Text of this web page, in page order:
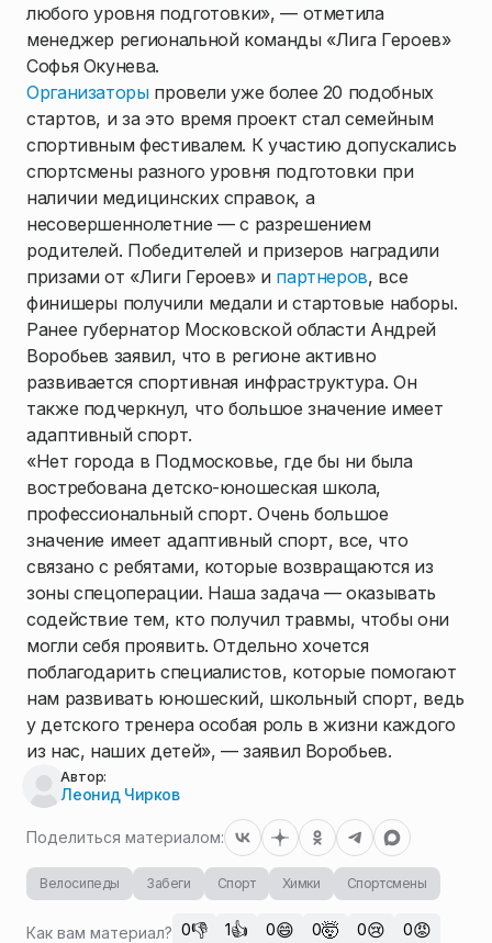
любого уровня подготовки», — отметила
менеджер региональной команды «Лига Героев»
Софья Окунева.
Организаторыпровели уже более 20 подобных
стартов, и за это время проект стал семейным
спортивным фестивалем. К участию допускались
спортсмены разного уровня подготовки при
наличии медицинских справок, а
несовершеннолетние — с разрешением
родителей. Победителей и призеров наградили
призами от «Лиги Героев» и партнеров, все
финишеры получили медали и стартовые наборы.
Ранее губернатор Московской области Андрей
Воробьев заявил, что в регионе активно
развивается спортивная инфраструктура. Он
также подчеркнул, что большое значение имеет
адаптивный спорт.
«Нет города в Подмосковье, где бы ни была
востребована детско-юношеская школа,
профессиональный спорт. Очень большое
значение имеет адаптивный спорт, все, что
связано с ребятами, которые возвращаются из
зоны спецоперации. Наша задача — оказывать
содействие тем, кто получил травмы, чтобы они
могли себя проявить. Отдельно хочется
поблагодарить специалистов, которые помогают
нам развивать юношеский, школьный спорт, ведь
у детского тренера особая роль в жизни каждого
из нас, наших детей», — заявил Воробьев.
Автор:
Леонид Чирков
Поделиться материалом:
Велосипеды Забеги Спорт Химки Спортсмены
Как вам материал? 0👎 1👍 0😄 0🤯 0😢 0😡